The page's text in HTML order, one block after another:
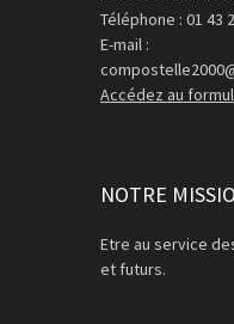
Téléphone : 01 43
E-mail :
Accédez au
NOTRE
Etre au service
et futurs.